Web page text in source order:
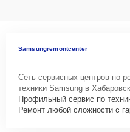
Samsungremontcenter
Сеть сервисных центров по
техники Samsung в
Профильный сервис по
Ремонт любой сложности с